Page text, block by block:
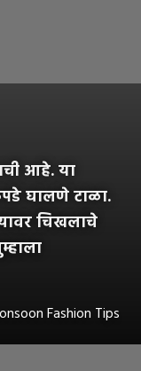
आहे. या
घालणे टाळा.
चिखलाचे
Fashion Tips